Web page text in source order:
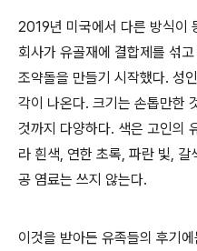
2019년 미국에서 다른 방식
회사가 유골재에 결합제를 섞
조약돌을 만들기 시작했다. 성
각이 나온다. 크기는 손톱만한
것까지 다양하다. 색은 고인의
라 흰색, 연한 초록, 파란 빛, 갈
공 염료는 쓰지 않는다.
이것을 받아든 유족들의 후기